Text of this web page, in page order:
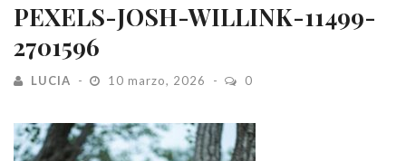
PEXELS-JOSH-WILLINK-11499-
2701596
LUCIA 10 marzo, 2026 0